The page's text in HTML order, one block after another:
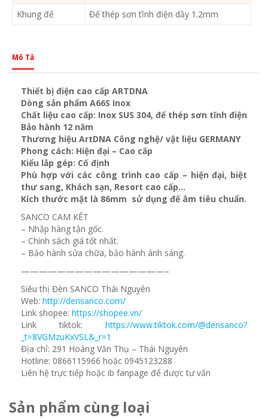
Khung đế
Đế thép sơn tĩnh điện dầy 1.2mm
Mô Tả
Thiết bị điện cao cấp ARTDNA
Dòng sản phẩm A66S Inox
Chất liệu cao cấp: Inox SUS 304, đế thép sơn tĩnh điện
Bảo hành 12 năm
Thương hiệu ArtDNA Công nghệ/ vật liệu GERMANY
Phong cách: Hiện đại – Cao cấp
Kiểu lắp gép: Cố định
Phù hợp với các công trình cao cấp – hiện đại, biệt
thư sang, Khách sạn, Resort cao cấp…
Kích thước mặt là 86mm sử dụng đế âm tiêu chuẩn.
SANCO CAM KẾT
– Nhập hàng tận gốc.
– Chính sách giá tốt nhất.
– Bảo hành sửa chữa, bảo hành ánh sáng.
————————————————–
Siêu thị Đèn SANCO Thái Nguyên
Web: http://densanco.com/
Link shopee: https://shopee.vn/
Link tiktok: https://www.tiktok.com/@densanco?
_t=8VGMzuKxVSL&_r=1
Địa chỉ: 291 Hoàng Văn Thụ – Thái Nguyên
Hotline: 0866115966 hoặc 0945123288
Liên hệ trực tiếp hoặc ib fanpage để được tư vấn
Sản phẩm cùng loại